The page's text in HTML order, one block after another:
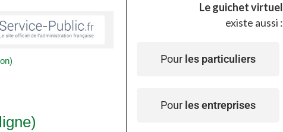
Le guichet virtuel
existe aussi :
Pour les particuliers
Pour les entreprises